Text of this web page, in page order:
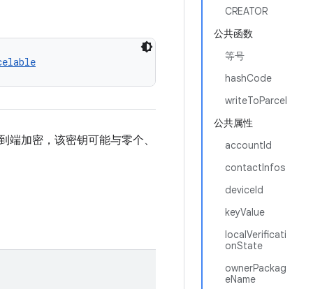
CREATOR
公共函数
等号
hashCode
writeToParcel
公共属性
accountId
contactInfos
deviceId
keyValue
localVerificati
onState
ownerPackag
eName
加密，该密钥可能与零个、